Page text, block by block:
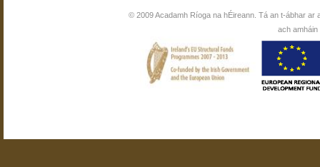
© 2009 Acadamh Ríoga na hÉireann. Tá an t-ábhar ar
ach amháin